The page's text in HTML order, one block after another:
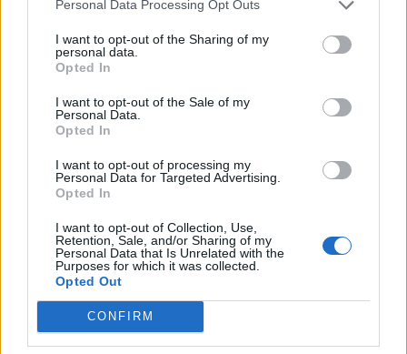
Personal Data Processing Opt Outs
I want to opt-out of the Sharing of my
personal data.
Opted In
I want to opt-out of the Sale of my
Personal Data.
Opted In
I want to opt-out of processing my
Personal Data for Targeted Advertising.
Opted In
I want to opt-out of Collection, Use,
Retention, Sale, and/or Sharing of my
Personal Data that Is Unrelated with the
Purposes for which it was collected.
Opted Out
CONFIRM
pokušao da se izvuče na kartu moje navodne emotivne
nestabilnosti nakon porođaja, Marijana se pojavila iza
mene i uručila mu sudska dokumenta kroz otvor na
vratima. Predao sam mu rešenje o hitnom razdvajanju,
potpuno starateljstvo nad detetom, što je njega ostavilo
bez reči, dok je Dajana počela glasno da histeriše.
Prekinula sam njenu viku čitanjem njenih sopstvenih
surovih poruka u kojima je priželjkivala moje stradanje na
porođaju, u momentu kada su se na prilazu pojavili
Skandal pred celim komšilukom označio je definitivan